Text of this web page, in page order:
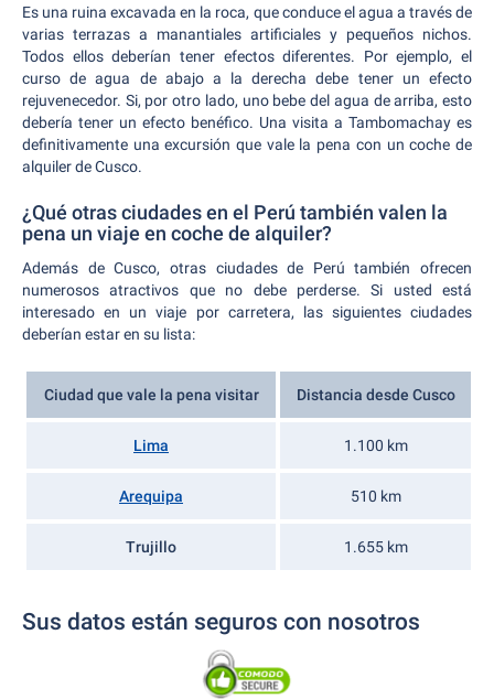
Es una ruina excavada en la roca, que conduce el agua a través de
varias terrazas a manantiales artificiales y pequeños nichos.
Todos ellos deberían tener efectos diferentes. Por ejemplo, el
curso de agua de abajo a la derecha debe tener un efecto
rejuvenecedor. Si, por otro lado, uno bebe del agua de arriba, esto
debería tener un efecto benéfico. Una visita a Tambomachay es
definitivamente una excursión que vale la pena con un coche de
alquiler de Cusco.
¿Qué otras ciudades en el Perú también valen la
pena un viaje en coche de alquiler?
Además de Cusco, otras ciudades de Perú también ofrecen
numerosos atractivos que no debe perderse. Si usted está
interesado en un viaje por carretera, las siguientes ciudades
deberían estar en su lista:
Ciudad que vale la pena visitar Distancia desde Cusco
Lima 1.100 km
Arequipa 510 km
Trujillo 1.655 km
Sus datos están seguros con nosotros